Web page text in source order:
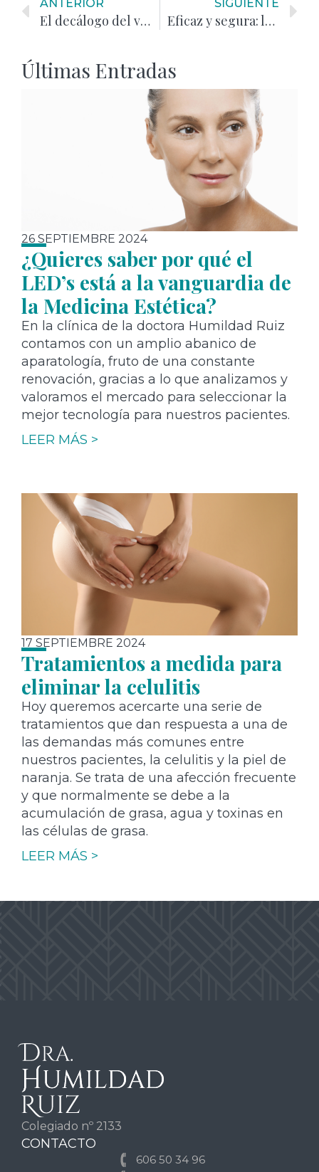
ANTERIOR
El decálogo del verano :-)
SIGUIENTE
Eficaz y segura: la radiofrecuencia
Últimas Entradas
26 SEPTIEMBRE 2024
¿Quieres saber por qué el
LED’s está a la vanguardia de
la Medicina Estética?
En la clínica de la doctora Humildad Ruiz
contamos con un amplio abanico de
aparatología, fruto de una constante
renovación, gracias a lo que analizamos y
valoramos el mercado para seleccionar la
mejor tecnología para nuestros pacientes.
LEER MÁS >
17 SEPTIEMBRE 2024
Tratamientos a medida para
eliminar la celulitis
Hoy queremos acercarte una serie de
tratamientos que dan respuesta a una de
las demandas más comunes entre
nuestros pacientes, la celulitis y la piel de
naranja. Se trata de una afección frecuente
y que normalmente se debe a la
acumulación de grasa, agua y toxinas en
las células de grasa.
LEER MÁS >
Colegiado nº 2133
CONTACTO
606 50 34 96